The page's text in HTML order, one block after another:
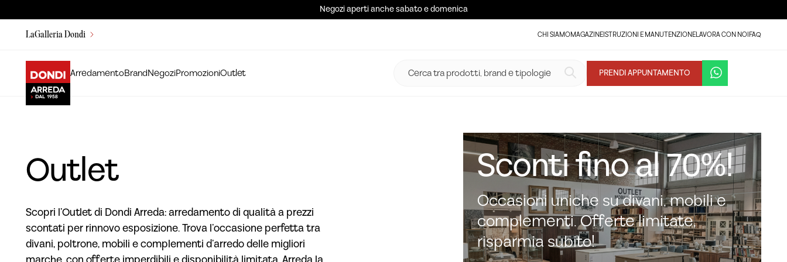
Negozi aperti anche sabato e domenica
LaGalleria Dondi CHI SIAMOMAGAZINEISTRUZIONI E MANUTENZIONELAVORA CON NOIFAQ
ArredamentoBrandNegoziPromozioniOutlet PRENDI APPUNTAMENTO
Outlet
Scopri l’Outlet di Dondi Arreda: arredamento di qualità a prezzi
scontati per rinnovo esposizione. Trova l’occasione perfetta tra
divani, poltrone, mobili e complementi d’arredo delle migliori
Sconti fino al 70%!
Occasioni uniche su divani, mobili e
complementi. Offerte limitate,
risparmia subito!